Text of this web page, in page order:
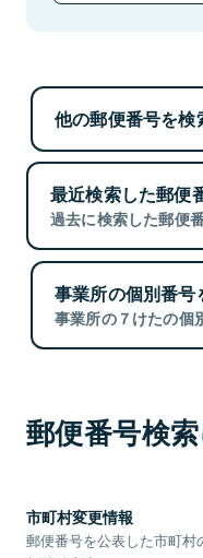
他の郵便番号を検
最近検索した郵便
過去に検索した郵便
事業所の個別番号
事業所の７けたの個
郵便番号検
市町村変更情報
郵便番号を公表した市町